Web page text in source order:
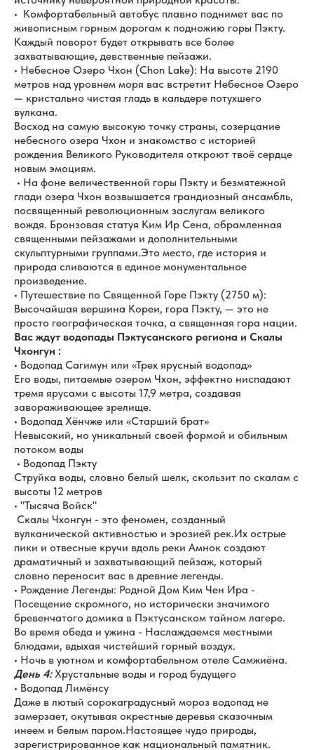
• Комфортабельный автобус плавно поднимет вас по
живописным горным дорогам к подножию горы Пэкту.
Каждый поворот будет открывать все более
захватывающие, девственные пейзажи.
• Небесное Озеро Чхон (Chon Lake): На высоте 2190
метров над уровнем моря вас встретит Небесное Озеро
— кристально чистая гладь в кальдере потухшего
вулкана.
Восход на самую высокую точку страны, созерцание
небесного озера Чхон и знакомство с историей
рождения Великого Руководителя откроют твоё сердце
новым эмоциям.
• На фоне величественной горы Пэкту и безмятежной
глади озера Чхон возвышается грандиозный ансамбль,
посвященный революционным заслугам великого
вождя. Бронзовая статуя Ким Ир Сена, обрамленная
священными пейзажами и дополнительными
скульптурными группами.Это место, где история и
природа сливаются в единое монументальное
произведение.
• Путешествие по Священной Горе Пэкту (2750 м):
Высочайшая вершина Кореи, гора Пэкту, — это не
просто географическая точка, а священная гора нации.
Вас ждут водопады Пэктусанского региона и Скалы
Чхонгун :
• Водопад Сагимун или «Трех ярусный водопад»
Его воды, питаемые озером Чхон, эффектно ниспадают
тремя ярусами с высоты 17,9 метра, создавая
завораживающее зрелище.
• Водопад Хёнчже или «Старший брат»
Невысокий, но уникальный своей формой и обильным
потоком воды
• Водопад Пэкту
Струйка воды, словно белый шелк, скользит по скалам с
высоты 12 метров
• "Тысяча Войск"
Скалы Чхонгун - это феномен, созданный
вулканической активностью и эрозией рек.Их острые
пики и отвесные кручи вдоль реки Амнок создают
драматичный и захватывающий пейзаж, который
словно переносит вас в древние легенды.
• Рождение Легенды: Родной Дом Ким Чен Ира -
Посещение скромного, но исторически значимого
бревенчатого домика в Пэктусанском тайном лагере.
Во время обеда и ужина - Наслаждаемся местными
блюдами, вдыхая чистейший горный воздух.
• Ночь в уютном и комфортабельном отеле Самжиёна.
День 4:Хрустальные воды и город будущего
• Водопад Лимёнсу
Даже в лютый сорокаградусный мороз водопад не
замерзает, окутывая окрестные деревья сказочным
инеем и белым паром.Настоящее чудо природы,
зарегистрированное как национальный памятник.